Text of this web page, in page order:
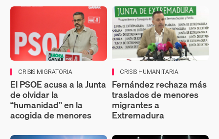
CRISIS MIGRATORIA
El PSOE acusa a la Junta
de olvidar la
“humanidad” en la
acogida de menores
CRISIS HUMANITARIA
Fernández rechaza más
traslados de menores
migrantes a
Extremadura